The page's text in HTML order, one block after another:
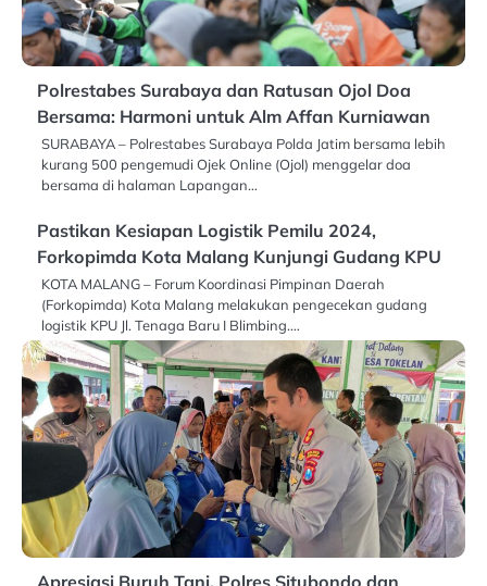
Polrestabes Surabaya dan Ratusan Ojol Doa
Bersama: Harmoni untuk Alm Affan Kurniawan
SURABAYA – Polrestabes Surabaya Polda Jatim bersama lebih
kurang 500 pengemudi Ojek Online (Ojol) menggelar doa
bersama di halaman Lapangan…
Pastikan Kesiapan Logistik Pemilu 2024,
Forkopimda Kota Malang Kunjungi Gudang KPU
KOTA MALANG – Forum Koordinasi Pimpinan Daerah
(Forkopimda) Kota Malang melakukan pengecekan gudang
logistik KPU Jl. Tenaga Baru I Blimbing.…